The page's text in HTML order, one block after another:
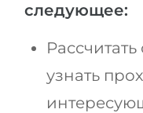
следующее:
узнать